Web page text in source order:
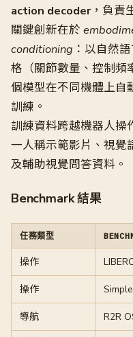
action decoder，負責
關鍵創新在於
conditioning ：以自然
格（關節數量、控制頻
個模型在不同機體上自
訓練。
訓練資料跨越機器人操
一人稱示範影片、視覺
及輔助視覺問答資料。
Benchmark 結果
任務類型
操作
操作
導航 R2R